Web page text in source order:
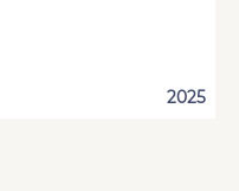
2025